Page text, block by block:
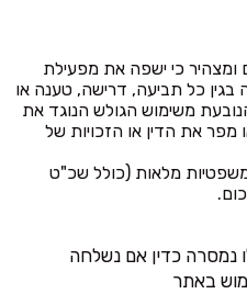
ומצהיר כי ישפה את מפעילת
בגין כל תביעה, דרישה, טענה או
משימוש הגולש הנוגד את
מפר את הדין או הזכויות של
משפטיות מלאות (כולל שכ"ט
נמסרה כדין אם נשלחה
באתר